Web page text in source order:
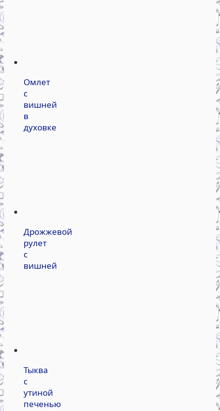
Омлет
с
вишней
в
духовке
Дрожжевой
рулет
с
вишней
Тыква
с
утиной
печенью